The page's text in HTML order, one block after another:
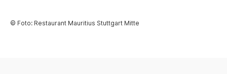
© Foto: Restaurant Mauritius Stuttgart Mitte